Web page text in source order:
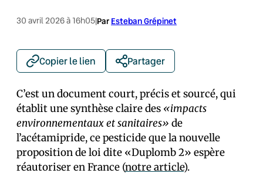
30 avril 2026 à 16h05|Par Esteban Grépinet
Copier le lien Partager
C’est un document court, précis et sourcé, qui
établit une synthèse claire des «impacts
environnementaux et sanitaires» de
l’acétamipride, ce pesticide que la nouvelle
proposition de loi dite «Duplomb 2» espère
réautoriser en France (notre article).